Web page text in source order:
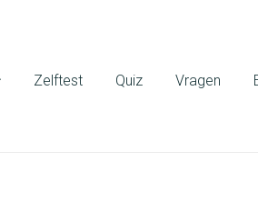
Zelftest Quiz Vragen